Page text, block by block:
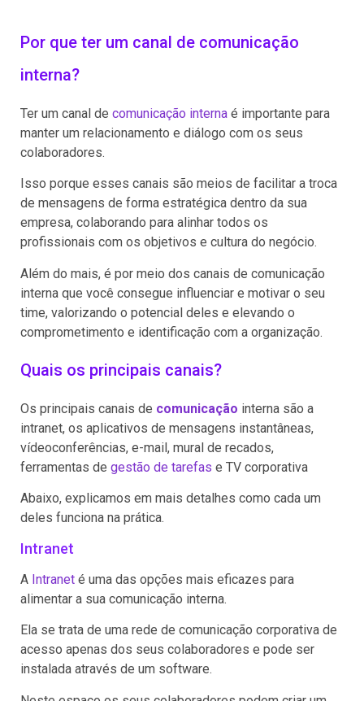
Por que ter um canal de comunicação
interna?
Ter um canal de comunicação interna é importante para
manter um relacionamento e diálogo com os seus
colaboradores.
Isso porque esses canais são meios de facilitar a troca
de mensagens de forma estratégica dentro da sua
empresa, colaborando para alinhar todos os
profissionais com os objetivos e cultura do negócio.
Além do mais, é por meio dos canais de comunicação
interna que você consegue influenciar e motivar o seu
time, valorizando o potencial deles e elevando o
comprometimento e identificação com a organização.
Quais os principais canais?
Os principais canais de comunicação interna são a
intranet, os aplicativos de mensagens instantâneas,
vídeoconferências, e-mail, mural de recados,
ferramentas de gestão de tarefas e TV corporativa
Abaixo, explicamos em mais detalhes como cada um
deles funciona na prática.
Intranet
A Intranet é uma das opções mais eficazes para
alimentar a sua comunicação interna.
Ela se trata de uma rede de comunicação corporativa de
acesso apenas dos seus colaboradores e pode ser
instalada através de um software.